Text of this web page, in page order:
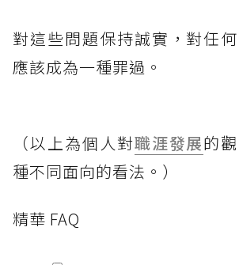
對這些問題保持誠實，對任
應該成為一種罪過。
（以上為個人對職涯發展的
種不同面向的看法。）
精華 FAQ